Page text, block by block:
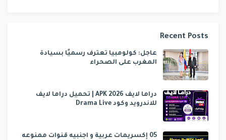
Recent Posts
عاجل: كولومبيا تعترف رسميًا بسيادة
المغرب على الصحراء
دراما لايف APK 2026 | تحميل دراما لايف
للاندرويد وكود Drama Live
05 إكسريمات عربية و اجنبيه قنوات ممنوعه